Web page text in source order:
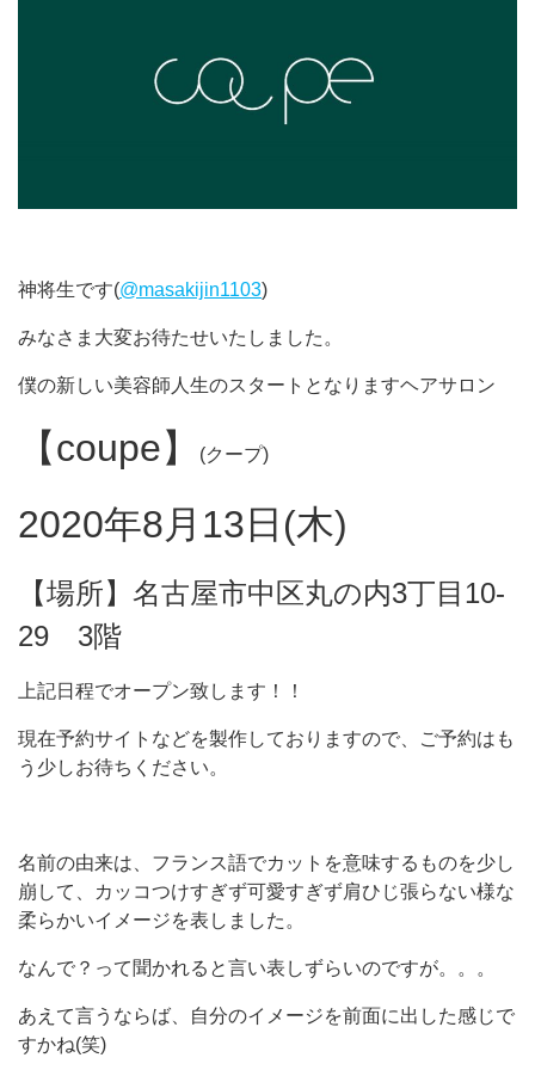
神将生です(@masakijin1103)
みなさま大変お待たせいたしました。
僕の新しい美容師人生のスタートとなりますヘアサロン
【coupe】 (クープ)
2020年8月13日(木)
【場所】名古屋市中区丸の内3丁目10-
29 3階
上記日程でオープン致します！！
現在予約サイトなどを製作しておりますので、ご予約はも
う少しお待ちください。
名前の由来は、フランス語でカットを意味するものを少し
崩して、カッコつけすぎず可愛すぎず肩ひじ張らない様な
柔らかいイメージを表しました。
なんで？って聞かれると言い表しずらいのですが。。。
あえて言うならば、自分のイメージを前面に出した感じで
すかね(笑)